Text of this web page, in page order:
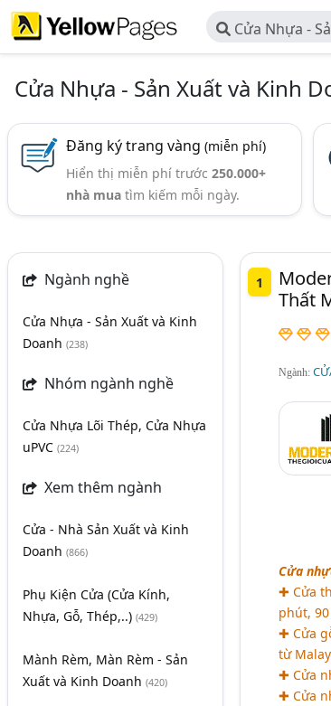
Cửa Nhựa -
Cửa Nhựa - Sản Xuất và Kinh
Đăng ký trang vàng(miễn phí)
Hiển thị miễn phí trước250.000+
nhà mua tìm kiếm mỗi ngày.
Ngành nghề
Cửa Nhựa - Sản Xuất và Kinh
Doanh (238)
Nhóm ngành nghề
Cửa Nhựa Lõi Thép, Cửa Nhựa
uPVC (224)
Xem thêm ngành
Cửa - Nhà Sản Xuất và Kinh
Doanh (866)
Phụ Kiện Cửa (Cửa Kính,
Nhựa, Gỗ, Thép,..) (429)
Mành Rèm, Màn Rèm - Sản
Xuất và Kinh Doanh (420)
1
Thất
Ngành:
Cửa
✚ Cửa
phút,
✚ Cửa
từ
✚ Cửa
✚ Cửa